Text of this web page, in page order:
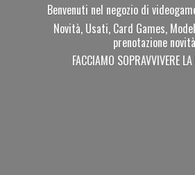
Benvenuti nel negozio di
Novità, Usati, Card Games,
prenotazione
FACCIAMO SOPRAVVIVERE